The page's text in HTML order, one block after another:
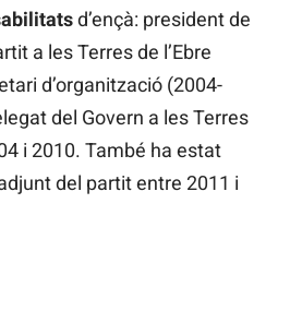
d’ençà: president de
a les Terres de l’Ebre
d’organització (2004-
del Govern a les Terres
i 2010. També ha estat
del partit entre 2011 i